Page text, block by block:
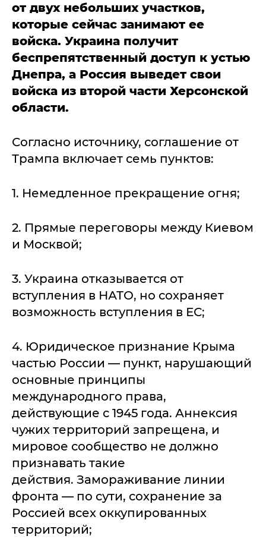
от двух небольших участков,
которые сейчас занимают ее
войска. Украина получит
беспрепятственный доступ к устью
Днепра, а Россия выведет свои
войска из второй части Херсонской
области.
Согласно источнику, соглашение от
Трампа включает семь пунктов:
1. Немедленное прекращение огня;
2. Прямые переговоры между Киевом
и Москвой;
3. Украина отказывается от
вступления в НАТО, но сохраняет
возможность вступления в ЕС;
4. Юридическое признание Крыма
частью России — пункт, нарушающий
основные принципы
международного права,
действующие с 1945 года. Аннексия
чужих территорий запрещена, и
мировое сообщество не должно
признавать такие
действия. Замораживание линии
фронта — по сути, сохранение за
Россией всех оккупированных
территорий;